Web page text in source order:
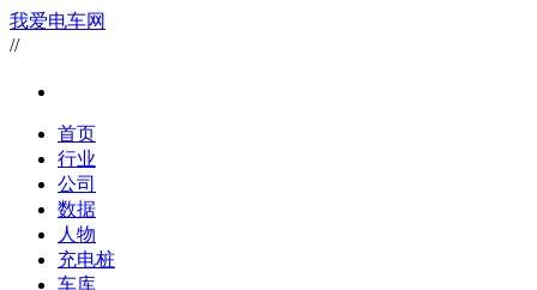
我爱电车网
//
首页
行业
公司
数据
人物
充电桩
车库